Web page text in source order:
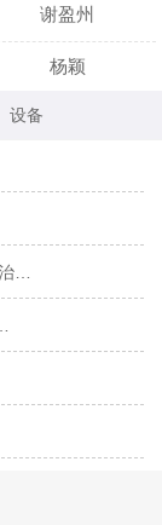
谢盈州
杨颖
黄启龙
设备
…